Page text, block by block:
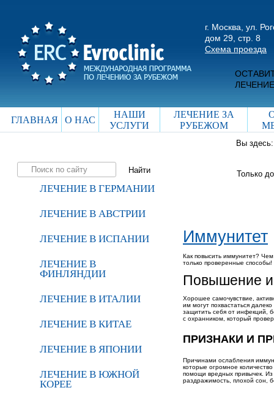
г. Москва, ул.
дом 29, стр. 8
Схема проезда
ГЛАВНАЯ О НАС
НАШИ
УСЛУГИ
ЛЕЧЕНИЕ ЗА
РУБЕЖОМ
Вы
ЛЕЧЕНИЕ В ГЕРМАНИИ
ЛЕЧЕНИЕ В АВСТРИИ
ЛЕЧЕНИЕ В ИСПАНИИ
ЛЕЧЕНИЕ В
ФИНЛЯНДИИ
ЛЕЧЕНИЕ В ИТАЛИИ
ЛЕЧЕНИЕ В КИТАЕ
ЛЕЧЕНИЕ В ЯПОНИИ
ЛЕЧЕНИЕ В ЮЖНОЙ
КОРЕЕ
Только
Иммунитет
Как повысить иммунитет?
только проверенные способы!
Повышение
Хорошее самочувствие,
им могут похвастаться
защитить себя от инфекций,
с охранником, который
ПРИЗНАКИ И
Причинами ослабления
которые огромное
помощи вредных привычек.
раздражимость, плохой сон,